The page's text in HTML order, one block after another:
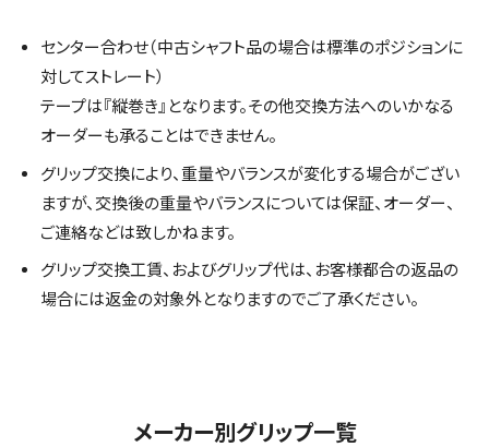
センター合わせ（中古シャフト品の場合は標準のポジションに
対してストレート）
テープは『縦巻き』となります。その他交換方法へのいかなる
オーダーも承ることはできません。
グリップ交換により、重量やバランスが変化する場合がござい
ますが、交換後の重量やバランスについては保証、オーダー、
ご連絡などは致しかねます。
グリップ交換工賃、およびグリップ代は、お客様都合の返品の
場合には返金の対象外となりますのでご了承ください。
メーカー別グリップ一覧